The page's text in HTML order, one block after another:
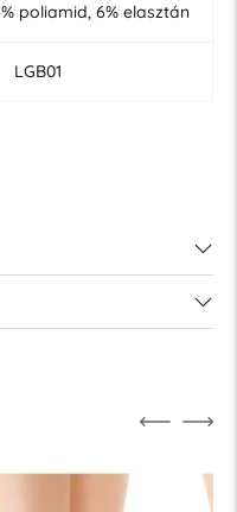
poliamid, 6% elasztán
LGB01